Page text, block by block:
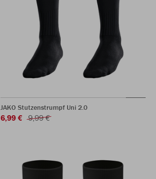
JAKO Stutzenstrumpf Uni 2.0
6,99 € 9,99 €